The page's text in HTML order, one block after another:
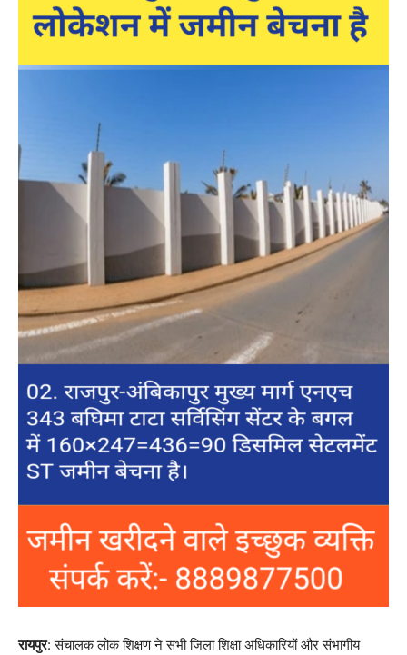
रायपुर: संचालक लोक शिक्षण ने सभी जिला शिक्षा अधिकारियों और संभागीय